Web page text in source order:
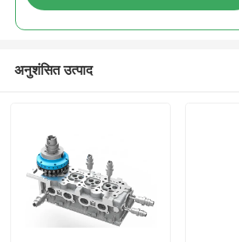
अनुशंसित उत्पाद